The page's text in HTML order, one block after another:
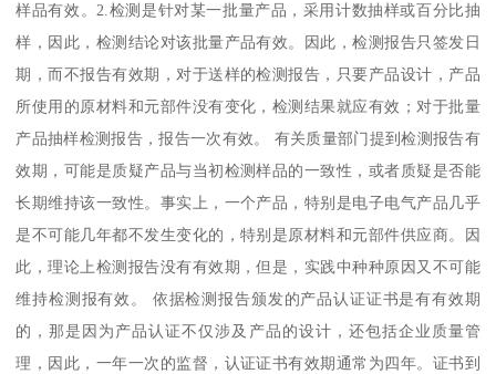
样品有效。2.检测是针对某一批量产品，采用计数抽样或百分比抽
样，因此，检测结论对该批量产品有效。因此，检测报告只签发日
期，而不报告有效期，对于送样的检测报告，只要产品设计，产品
所使用的原材料和元部件没有变化，检测结果就应有效；对于批量
产品抽样检测报告，报告一次有效。 有关质量部门提到检测报告有
效期，可能是质疑产品与当初检测样品的一致性，或者质疑是否能
长期维持该一致性。事实上，一个产品，特别是电子电气产品几乎
是不可能几年都不发生变化的，特别是原材料和元部件供应商。因
此，理论上检测报告没有有效期，但是，实践中种种原因又不可能
维持检测报有效。 依据检测报告颁发的产品认证证书是有有效期
的，那是因为产品认证不仅涉及产品的设计，还包括企业质量管
理，因此，一年一次的监督，认证证书有效期通常为四年。证书到